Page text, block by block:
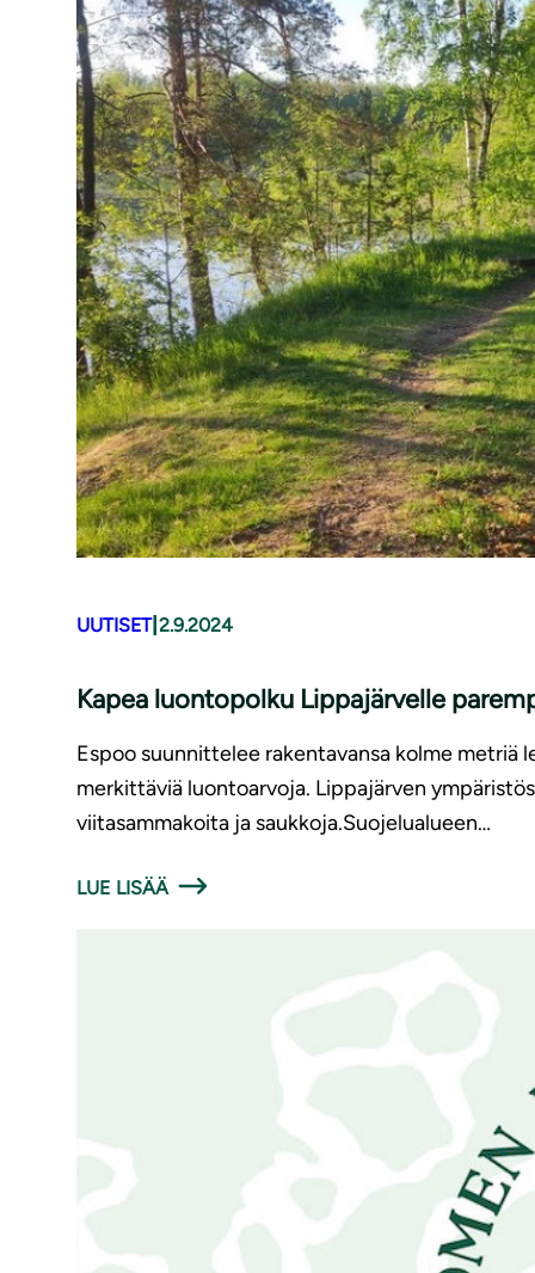
UUTISET| 2.9.2024
Kapea luontopolku Lippajärvelle
Espoo suunnittelee rakentavansa kolme metriä
merkittäviä luontoarvoja. Lippajärven
viitasammakoita ja saukkoja.Suojelualueen…
LUE LISÄÄ